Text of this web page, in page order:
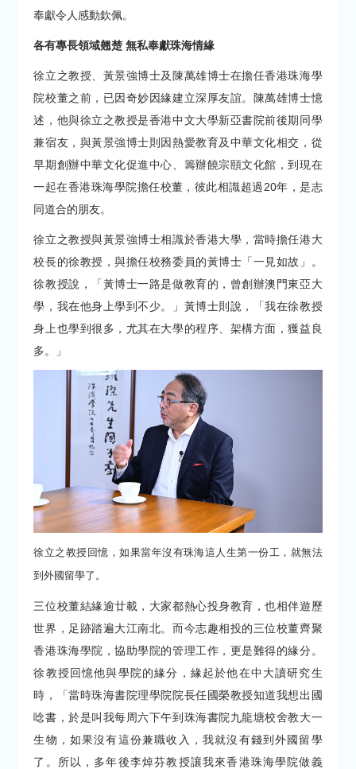
奉獻令人感動欽佩。
各有專長領域翹楚 無私奉獻珠海情緣
徐立之教授、黃景強博士及陳萬雄博士在擔任香港珠海學
院校董之前，已因奇妙因緣建立深厚友誼。陳萬雄博士憶
述，他與徐立之教授是香港中文大學新亞書院前後期同學
兼宿友，與黃景強博士則因熱愛教育及中華文化相交，從
早期創辦中華文化促進中心、籌辦饒宗頤文化館，到現在
一起在香港珠海學院擔任校董，彼此相識超過20年，是志
同道合的朋友。
徐立之教授與黃景強博士相識於香港大學，當時擔任港大
校長的徐教授，與擔任校務委員的黃博士「一見如故」。
徐教授說，「黃博士一路是做教育的，曾創辦澳門東亞大
學，我在他身上學到不少。」黃博士則說，「我在徐教授
身上也學到很多，尤其在大學的程序、架構方面，獲益良
多。」
徐立之教授回憶，如果當年沒有珠海這人生第一份工，就無法
到外國留學了。
三位校董結緣逾廿載，大家都熱心投身教育，也相伴遊歷
世界，足跡踏遍大江南北。而今志趣相投的三位校董齊聚
香港珠海學院，協助學院的管理工作，更是難得的緣分。
徐教授回憶他與學院的緣分，緣起於他在中大讀研究生
時，「當時珠海書院理學院院長任國榮教授知道我想出國
唸書，於是叫我每周六下午到珠海書院九龍塘校舍教大一
生物，如果沒有這份兼職收入，我就沒有錢到外國留學
了。所以，多年後李焯芬教授讓我來香港珠海學院做義